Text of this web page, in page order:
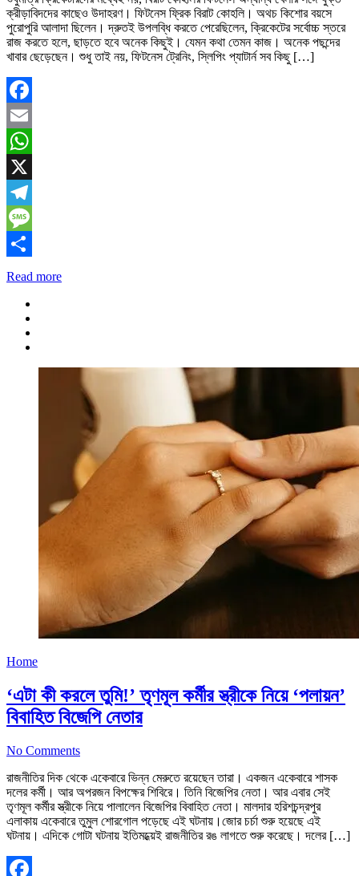
ক্রীড়াবিদদের কাছেও উদাহরণ। ফিটনেস ফ্রিক বিরাট কোহলি। অথচ কিশোর বয়সে
পুরোপুরি আলাদা ছিলেন। দ্রুতই উপলব্ধি করতে পেরেছিলেন, ক্রিকেটের সর্বোচ্চ স্তরে
রাজ করতে হলে, ছাড়তে হবে অনেক কিছুই। যেমন কথা তেমন কাজ। অনেক পছন্দের
খাবার ছেড়েছেন। শুধু তাই নয়, ফিটনেস ট্রেনিং, স্লিপিং প্যাটার্ন সব কিছু […]
Facebook
Email
WhatsApp
X
Telegram
Message
Share
Read more
Home
‘এটা কী করলে তুমি!’ তৃণমূল কর্মীর স্ত্রীকে নিয়ে ‘পলায়ন’
বিবাহিত বিজেপি নেতার
No Comments
রাজনীতির দিক থেকে একেবারে ভিন্ন মেরুতে রয়েছেন তারা। একজন একেবারে শাসক
দলের কর্মী। আর অপরজন বিপক্ষের শিবিরে। তিনি বিজেপির নেতা। আর এবার সেই
তৃণমূল কর্মীর স্ত্রীকে নিয়ে পালালেন বিজেপির বিবাহিত নেতা। মালদার হরিশচন্দ্রপুর
এলাকায় একেবারে তুমুল শোরগোল পড়েছে এই ঘটনায়।জোর চর্চা শুরু হয়েছে এই
ঘটনায়। এদিকে গোটা ঘটনায় ইতিমধ্য়েই রাজনীতির রঙ লাগতে শুরু করেছে। দলের […]